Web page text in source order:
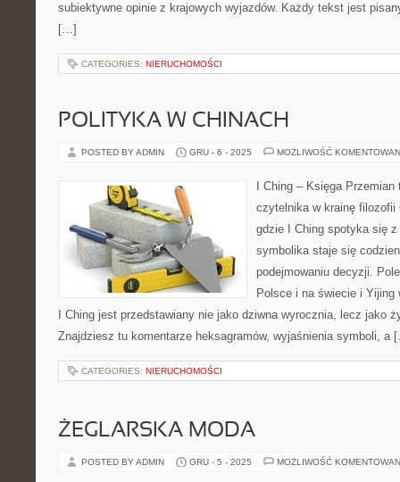
subiektywne opinie z krajowych wyjazdów. Każdy tekst jest
[…]
CATEGORIES: NIERUCHOMOŚCI
POLITYKA W CHINACH
POSTED BY ADMIN GRU - 6 - 2025 MOŻLIWOŚĆ
I Ching – Księga
czytelnika w krainę filozofii
gdzie I Ching spotyka się
symbolika staje się
podejmowaniu decyzji.
Polsce i na świecie i
I Ching jest przedstawiany nie jako dziwna wyrocznia, lecz jako
Znajdziesz tu komentarze heksagramów, wyjaśnienia symboli, a
CATEGORIES: NIERUCHOMOŚCI
ŻEGLARSKA MODA
POSTED BY ADMIN GRU - 5 - 2025 MOŻLIWOŚĆ